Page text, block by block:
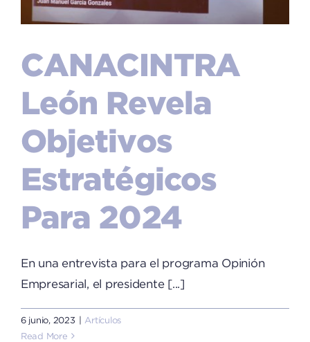
CANACINTRA
León Revela
Objetivos
Estratégicos
Para 2024
En una entrevista para el programa Opinión
Empresarial, el presidente [...]
6 junio, 2023
Artículos
Read More